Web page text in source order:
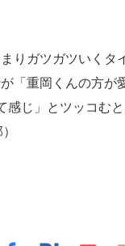
りガツガツいくタ
「重岡くんの方
じ」とツッコむ